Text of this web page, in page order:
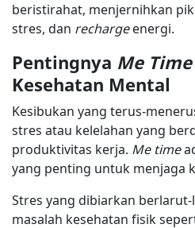
beristirahat, menjernihkan
stres, dan rechargeenergi.
Pentingnya Me Time
Kesehatan Mental
Kesibukan yang terus-
stres atau kelelahan yang
produktivitas kerja. Me time
yang penting untuk menjaga
Stres yang dibiarkan
masalah kesehatan fisik